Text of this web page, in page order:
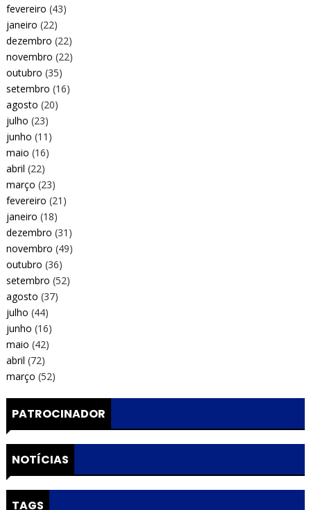
fevereiro (43)
janeiro (22)
dezembro (22)
novembro (22)
outubro (35)
setembro (16)
agosto (20)
julho (23)
junho (11)
maio (16)
abril (22)
março (23)
fevereiro (21)
janeiro (18)
dezembro (31)
novembro (49)
outubro (36)
setembro (52)
agosto (37)
julho (44)
junho (16)
maio (42)
abril (72)
março (52)
PATROCINADOR
NOTÍCIAS
TAGS